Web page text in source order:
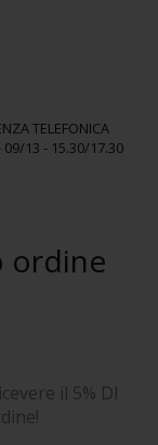
TELEFONICA
09/13 - 15.30/17.30
ordine
il 5% DI